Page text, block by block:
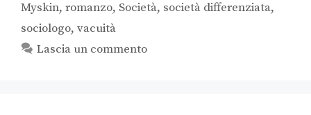
Myskin, romanzo, Società, società differenziata,
sociologo, vacuità
Lascia un commento